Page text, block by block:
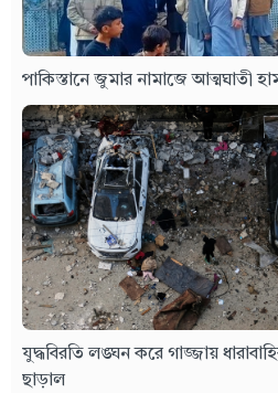
পাকিস্তানে জুমার নামাজে আত্মঘাতী
যুদ্ধবিরতি লঙ্ঘন করে গাজ্জায়
ছাড়াল